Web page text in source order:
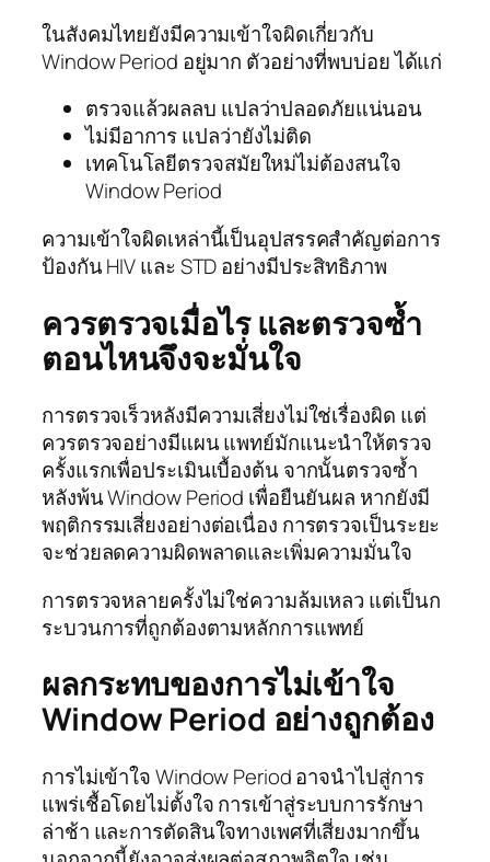
ในสังคมไทยยังมีความเข้าใจผิดเกี่ยวกับ
Window Period อยู่มาก ตัวอย่างที่พบบ่อย ได้แก่
ตรวจแล้วผลลบ แปลว่าปลอดภัยแน่นอน
ไม่มีอาการ แปลว่ายังไม่ติด
เทคโนโลยีตรวจสมัยใหม่ไม่ต้องสนใจ
Window Period
ความเข้าใจผิดเหล่านี้เป็นอุปสรรคสำคัญต่อการ
ป้องกัน HIV และ STD อย่างมีประสิทธิภาพ
ควรตรวจเมื่อไร และตรวจซ้ำ
ตอนไหนจึงจะมั่นใจ
การตรวจเร็วหลังมีความเสี่ยงไม่ใช่เรื่องผิด แต่
ควรตรวจอย่างมีแผน แพทย์มักแนะนำให้ตรวจ
ครั้งแรกเพื่อประเมินเบื้องต้น จากนั้นตรวจซ้ำ
หลังพ้น Window Period เพื่อยืนยันผล หากยังมี
พฤติกรรมเสี่ยงอย่างต่อเนื่อง การตรวจเป็นระยะ
จะช่วยลดความผิดพลาดและเพิ่มความมั่นใจ
การตรวจหลายครั้งไม่ใช่ความล้มเหลว แต่เป็นก
ระบวนการที่ถูกต้องตามหลักการแพทย์
ผลกระทบของการไม่เข้าใจ
Window Period อย่างถูกต้อง
การไม่เข้าใจ Window Period อาจนำไปสู่การ
แพร่เชื้อโดยไม่ตั้งใจ การเข้าสู่ระบบการรักษา
ล่าช้า และการตัดสินใจทางเพศที่เสี่ยงมากขึ้น